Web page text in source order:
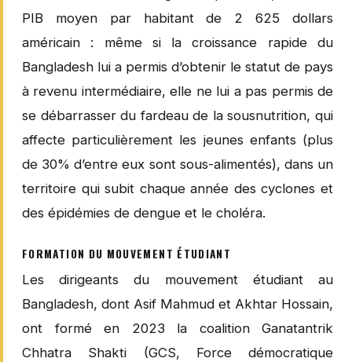
PIB moyen par habitant de 2 625 dollars
américain : même si la croissance rapide du
Bangladesh lui a permis d’obtenir le statut de pays
à revenu intermédiaire, elle ne lui a pas permis de
se débarrasser du fardeau de la sousnutrition, qui
affecte particulièrement les jeunes enfants (plus
de 30% d’entre eux sont sous-alimentés), dans un
territoire qui subit chaque année des cyclones et
des épidémies de dengue et le choléra.
FORMATION DU MOUVEMENT ÉTUDIANT
Les dirigeants du mouvement étudiant au
Bangladesh, dont Asif Mahmud et Akhtar Hossain,
ont formé en 2023 la coalition Ganatantrik
Chhatra Shakti (GCS, Force démocratique